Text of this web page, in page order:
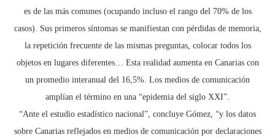
es de las más comunes (ocupando incluso el rango del 70% de los
casos). Sus primeros síntomas se manifiestan con pérdidas de memoria,
la repetición frecuente de las mismas preguntas, colocar todos los
objetos en lugares diferentes… Esta realidad aumenta en Canarias con
un promedio interanual del 16,5%. Los medios de comunicación
amplían el término en una “epidemia del siglo XXI”.
“Ante el estudio estadístico nacional”, concluye Gómez, “y los datos
sobre Canarias reflejados en medios de comunicación por declaraciones